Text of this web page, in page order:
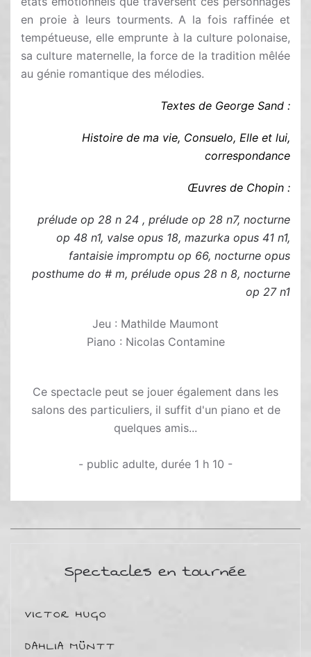
en proie à leurs tourments. A la fois raffinée et
tempétueuse, elle emprunte à la culture polonaise,
sa culture maternelle, la force de la tradition mêlée
au génie romantique des mélodies.
Textes de George Sand :
Histoire de ma vie, Consuelo, Elle et lui,
correspondance
Œuvres de Chopin :
prélude op 28 n 24 , prélude op 28 n7, nocturne
op 48 n1, valse opus 18, mazurka opus 41 n1,
fantaisie impromptu op 66, nocturne opus
posthume do # m, prélude opus 28 n 8, nocturne
op 27 n1
Jeu : Mathilde Maumont
Piano : Nicolas Contamine
Ce spectacle peut se jouer également dans les
salons des particuliers, il suffit d'un piano et de
quelques amis...
- public adulte, durée 1 h 10 -
Spectacles en tournée
VICTOR HUGO
DAHLIA MÜNTT